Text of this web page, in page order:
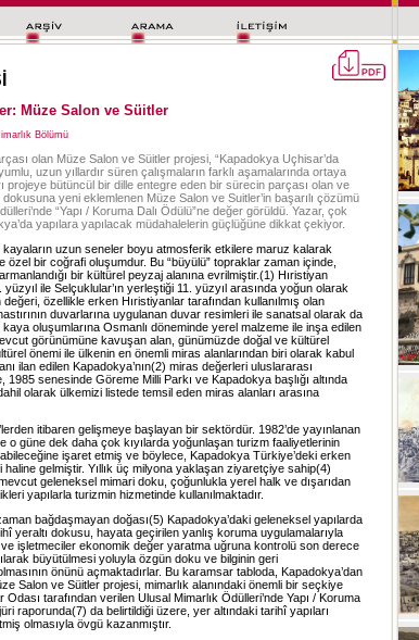
Müze Salon ve Süitler
Bölümü
olan Müze Salon ve Süitler projesi, “Kapadokya Uçhisar’da
uzun yıllardır süren çalışmaların farklı aşamalarında ortaya
projeye bütüncül bir dille entegre eden bir sürecin parçası olan ve
yeni eklemlenen Müze Salon ve Suitler’in başarılı çözümü
“Yapı / Koruma Dalı Ödülü”ne değer görüldü. Yazar, çok
yapılara yapılacak müdahalelerin güçlüğüne dikkat çekiyor.
uzun seneler boyu atmosferik etkilere maruz kalarak
bir coğrafi oluşumdur. Bu “büyülü” topraklar zaman içinde,
bir kültürel peyzaj alanına evrilmiştir.(1) Hıristiyan
ile Selçuklular’ın yerleştiği 11. yüzyıl arasında yoğun olarak
özellikle erken Hıristiyanlar tarafından kullanılmış olan
duvarlarına uygulanan duvar resimleri ile sanatsal olarak da
kaya oluşumlarına Osmanlı döneminde yerel malzeme ile inşa edilen
görünümüne kavuşan alan, günümüzde doğal ve kültürel
önemi ile ülkenin en önemli miras alanlarından biri olarak kabul
ilan edilen Kapadokya’nın(2) miras değerleri uluslararası
1985 senesinde Göreme Milli Parkı ve Kapadokya başlığı altında
olarak ülkemizi listede temsil eden miras alanları arasına
itibaren gelişmeye başlayan bir sektördür. 1982’de yayınlanan
o güne dek daha çok kıyılarda yoğunlaşan turizm faaliyetlerinin
işaret etmiş ve böylece, Kapadokya Türkiye’deki erken
gelmiştir. Yıllık üç milyona yaklaşan ziyaretçiye sahip(4)
geleneksel mimari doku, çoğunlukla yerel halk ve dışarıdan
yapılarla turizmin hizmetinde kullanılmaktadır.
bağdaşmayan doğası(5) Kapadokya’daki geleneksel yapılarda
yeraltı dokusu, hayata geçirilen yanlış koruma uygulamalarıyla
ve işletmeciler ekonomik değer yaratma uğruna kontrolü son derece
büyütülmesi yoluyla özgün doku ve bilginin geri
önünü açmaktadırlar. Bu karamsar tabloda, Kapadokya’dan
Salon ve Süitler projesi, mimarlık alanındaki önemli bir seçkiye
Odası tarafından verilen Ulusal Mimarlık Ödülleri’nde Yapı / Koruma
raporunda(7) da belirtildiği üzere, yer altındaki tarihî yapıları
olmasıyla övgü kazanmıştır.